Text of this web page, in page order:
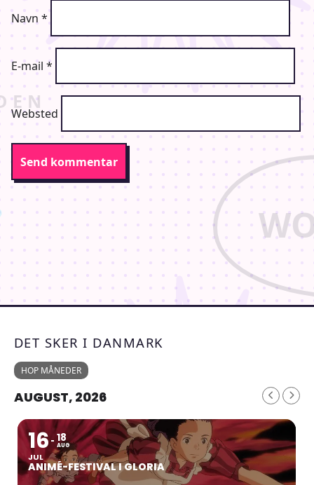
Navn *
E-mail *
Websted
DET SKER I DANMARK
HOP MÅNEDER
AUGUST, 2026
16
JUL
18
AUG
ANIMÉ-FESTIVAL I GLORIA